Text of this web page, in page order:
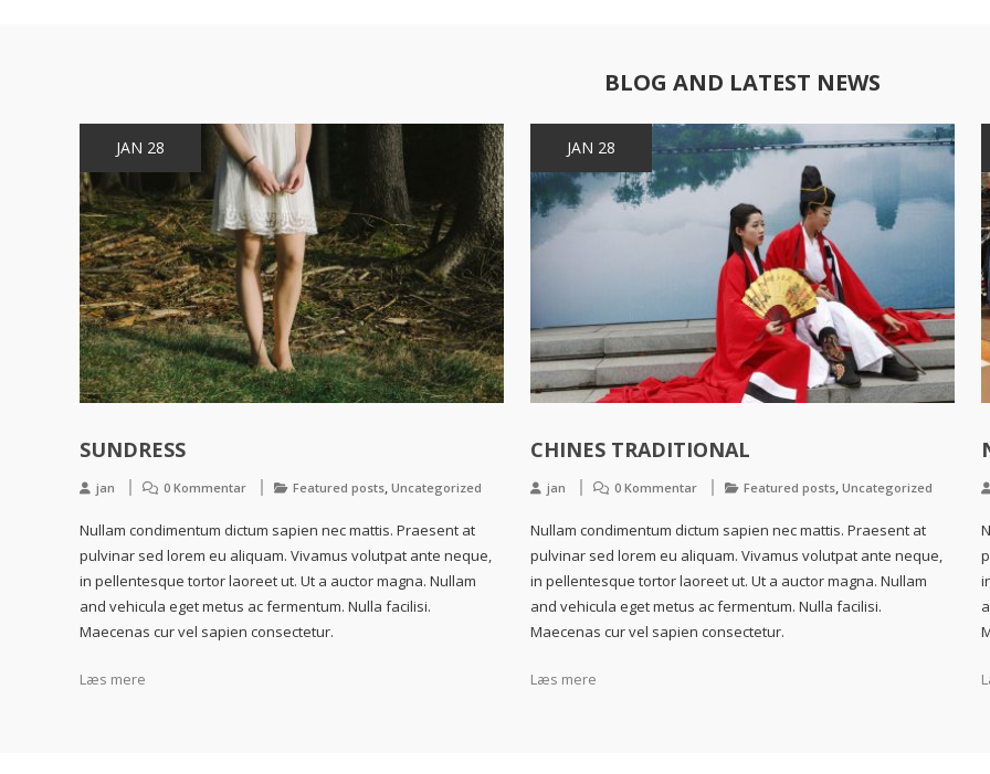
BLOG AND LATEST NEWS
JAN 28
SUNDRESS
jan 0 Kommentar Featured posts ,Uncategorized
Nullam condimentum dictum sapien nec mattis. Praesent at
pulvinar sed lorem eu aliquam. Vivamus volutpat ante neque,
in pellentesque tortor laoreet ut. Ut a auctor magna. Nullam
and vehicula eget metus ac fermentum. Nulla facilisi.
Maecenas cur vel sapien consectetur.
Læs mere
JAN 28
CHINES TRADITIONAL
jan 0 Kommentar Featured posts ,Uncategorized
Nullam condimentum dictum sapien nec mattis. Praesent at
pulvinar sed lorem eu aliquam. Vivamus volutpat ante neque,
in pellentesque tortor laoreet ut. Ut a auctor magna. Nullam
and vehicula eget metus ac fermentum. Nulla facilisi.
Maecenas cur vel sapien consectetur.
Læs mere